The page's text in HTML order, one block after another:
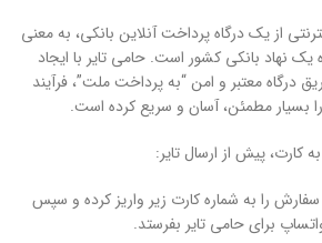
از یک درگاه پرداخت آنلاین بانکی، به معنی
یک نهاد بانکی کشور است. حامی تایر با ایجاد
درگاه معتبر و امن “به پرداخت ملت”، فرآیند
بسیار مطمئن، آسان و سریع کرده است.
پیش از ارسال تایر:
را به شماره کارت زیر واریز کرده و سپس
برای حامی تایر بفرستد.